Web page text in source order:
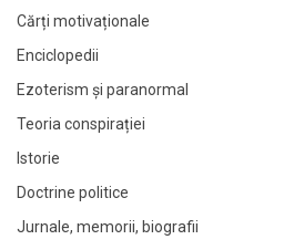
Cărți motivaționale
Enciclopedii
Ezoterism și paranormal
Teoria conspirației
Istorie
Doctrine politice
Jurnale, memorii, biografii